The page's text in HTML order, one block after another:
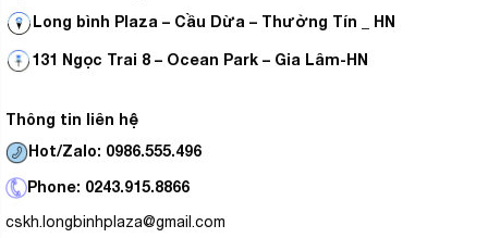
Long bình Plaza – Cầu Dừa – Thường Tín _ HN
131 Ngọc Trai 8 – Ocean Park – Gia Lâm-HN
Thông tin liên hệ
Hot/Zalo: 0986.555.496
Phone: 0243.915.8866
cskh.longbinhplaza@gmail.com